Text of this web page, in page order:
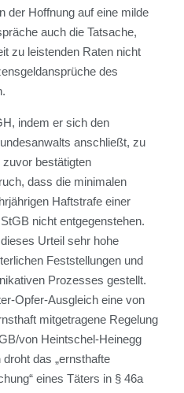
der Hoffnung auf eine milde
auch die Tatsache,
zu leistenden Raten nicht
des
indem er sich den
anschließt, zu
bestätigten
dass die minimalen
Haftstrafe einer
nicht entgegenstehen.
Urteil sehr hohe
Feststellungen und
Prozesses gestellt.
Opfer-Ausgleich eine von
mitgetragene Regelung
von Heintschel-Heinegg
das „ernsthafte
eines Täters in § 46a